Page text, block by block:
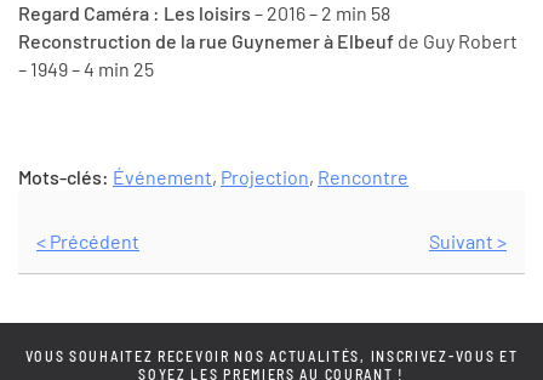
Regard Caméra : Les loisirs – 2016 – 2 min 58
Reconstruction de la rue Guynemer à Elbeuf de Guy Robert
– 1949 – 4 min 25
Mots-clés: Événement, Projection, Rencontre
< Précédent Suivant >
VOUS SOUHAITEZ RECEVOIR NOS ACTUALITÉS, INSCRIVEZ-VOUS ET
SOYEZ LES PREMIERS AU COURANT !